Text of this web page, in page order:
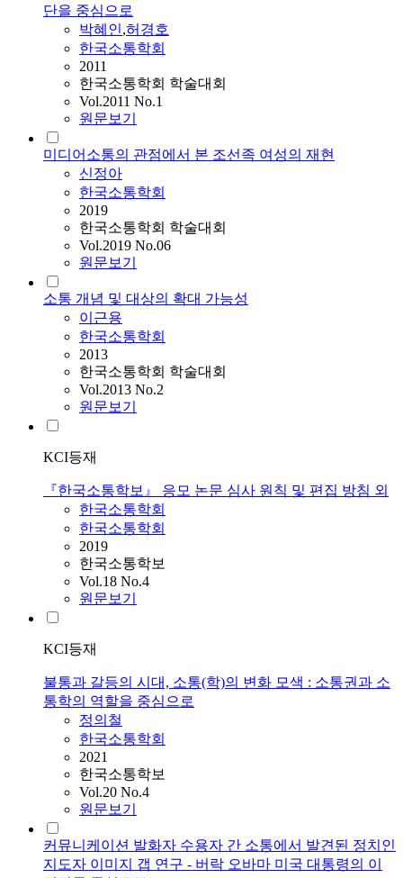
단을 중심으로
박혜인,허경호
한국소통학회
2011
한국소통학회 학술대회
Vol.2011 No.1
원문보기
미디어소통의 관점에서 본 조선족 여성의 재현
신정아
한국소통학회
2019
한국소통학회 학술대회
Vol.2019 No.06
원문보기
소통 개념 및 대상의 확대 가능성
이근용
한국소통학회
2013
한국소통학회 학술대회
Vol.2013 No.2
원문보기
KCI등재
『한국소통학보』 응모 논문 심사 원칙 및 편집 방침 외
한국소통학회
한국소통학회
2019
한국소통학보
Vol.18 No.4
원문보기
KCI등재
불통과 갈등의 시대, 소통(학)의 변화 모색 : 소통권과 소
통학의 역할을 중심으로
정의철
한국소통학회
2021
한국소통학보
Vol.20 No.4
원문보기
커뮤니케이션 발화자 수용자 간 소통에서 발견된 정치인
지도자 이미지 갭 연구 - 버락 오바마 미국 대통령의 이